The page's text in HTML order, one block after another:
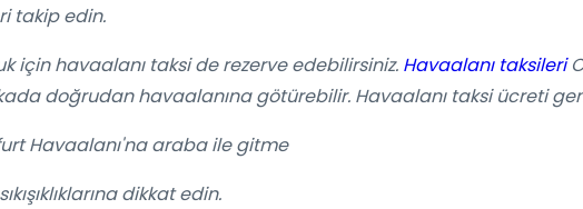
takip edin.
için havaalanı taksi de rezerve edebilirsiniz. Havaalanı taksileri
doğrudan havaalanına götürebilir. Havaalanı taksi ücreti
Havaalanı'na araba ile gitme
dikkat edin.